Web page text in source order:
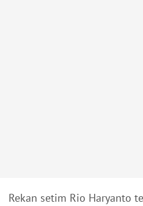
Rekan setim Rio Haryanto